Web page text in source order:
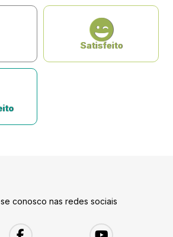
Satisfeito
conosco nas redes sociais